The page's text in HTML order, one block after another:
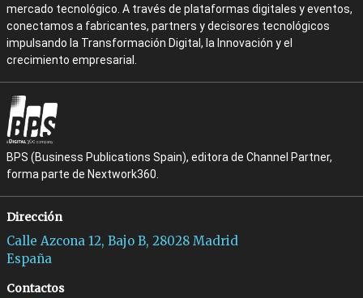
mercado tecnológico. A través de plataformas digitales y eventos,
conectamos a fabricantes, partners y decisores tecnológicos
impulsando la Transformación Digital, la Innovación y el
crecimiento empresarial.
BPS (Business Publications Spain), editora de Channel Partner,
forma parte de Nextwork360.
Dirección
Calle Azcona 12, Bajo B, 28028 Madrid
España
Contactos